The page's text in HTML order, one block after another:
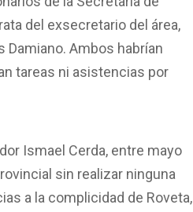
del exsecretario del área,
Damiano. Ambos habrían
tareas ni asistencias por
Ismael Cerda, entre mayo
sin realizar ninguna
a la complicidad de Roveta,